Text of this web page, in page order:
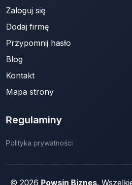
Zaloguj się
Dodaj firmę
Przypomnij hasło
Blog
Kontakt
Mapa strony
Regulaminy
Polityka prywatności
© 2026 Powsin Biznes.